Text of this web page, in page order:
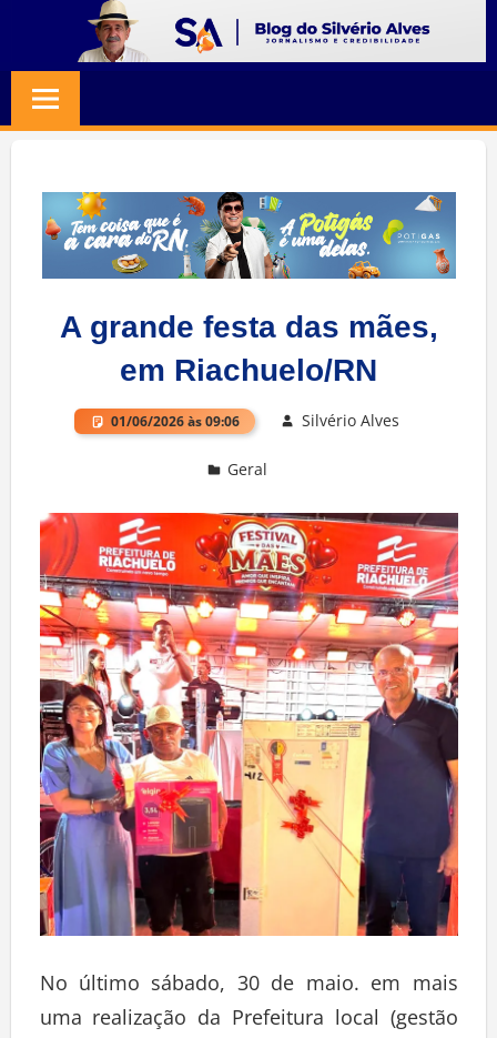
content
SILVERIO
ALVES
Jornalismo
Credibilidade
A grande festa das mães,
em Riachuelo/RN
01/06/2026 às 09:06 Silvério Alves
Geral
No último sábado, 30 de maio. em mais
uma realização da Prefeitura local (gestão